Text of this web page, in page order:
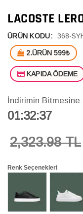
LACOSTE
ÜRÜN KODU: 368-
2.ÜRÜN 599₺
KAPIDA ÖDEME
İndirimin Bitmesine:
01:32:36
2,323.98 TL
Renk Seçenekleri